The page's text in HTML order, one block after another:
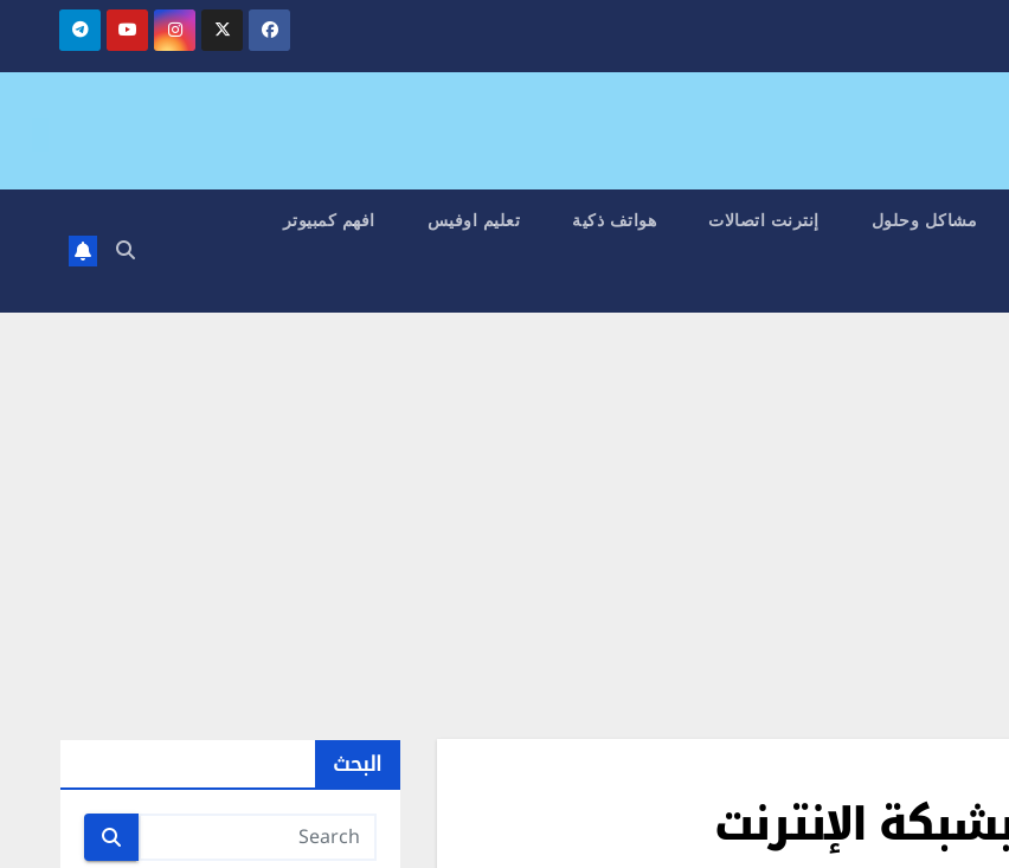
مشاكل وحلول إنترنت اتصالات هواتف ذكية تعليم اوفيس افهم كمبيوتر
الإنترنت
البحث